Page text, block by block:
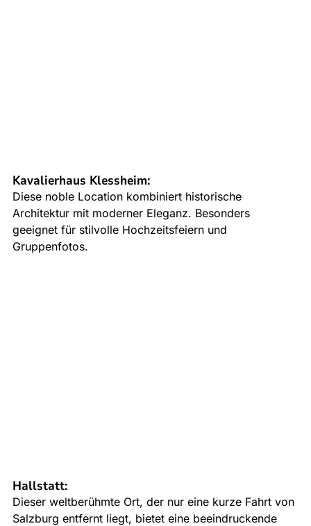
Kavalierhaus Klessheim:
Diese noble Location kombiniert historische
Architektur mit moderner Eleganz. Besonders
geeignet für stilvolle Hochzeitsfeiern und
Gruppenfotos.
Hallstatt:
Dieser weltberühmte Ort, der nur eine kurze Fahrt von
Salzburg entfernt liegt, bietet eine beeindruckende